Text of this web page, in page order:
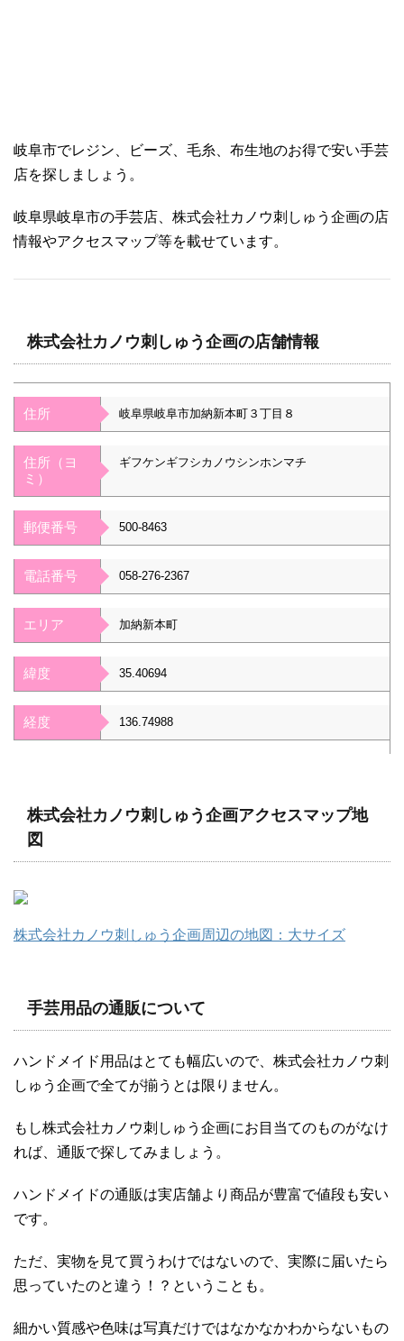
岐阜市でレジン、ビーズ、毛糸、布生地のお得で安い手芸
店を探しましょう。
岐阜県岐阜市の手芸店、株式会社カノウ刺しゅう企画の店
情報やアクセスマップ等を載せています。
株式会社カノウ刺しゅう企画の店舗情報
住所 岐阜県岐阜市加納新本町３丁目８
住所（ヨ
ミ）
ギフケンギフシカノウシンホンマチ
郵便番号 500-8463
電話番号 058-276-2367
エリア 加納新本町
緯度 35.40694
経度 136.74988
株式会社カノウ刺しゅう企画アクセスマップ地
図
株式会社カノウ刺しゅう企画周辺の地図：大サイズ
手芸用品の通販について
ハンドメイド用品はとても幅広いので、株式会社カノウ刺
しゅう企画で全てが揃うとは限りません。
もし株式会社カノウ刺しゅう企画にお目当てのものがなけ
れば、通販で探してみましょう。
ハンドメイドの通販は実店舗より商品が豊富で値段も安い
です。
ただ、実物を見て買うわけではないので、実際に届いたら
思っていたのと違う！？ということも。
細かい質感や色味は写真だけではなかなかわからないもの